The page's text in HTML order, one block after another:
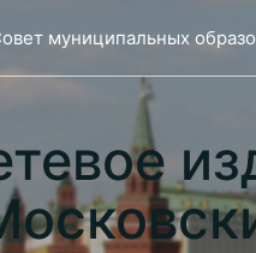
муниципальных